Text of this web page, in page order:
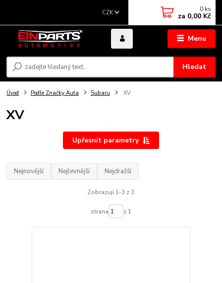
Menu
CZK
Hledat
0 ks
za 0,00 Kč
Úvod Podle Značky Auta Subaru XV
XV
Upřesnit parametry
Nejnovější Nejlevnější Nejdražší
Zobrazuji 1-3 z 3
strana z 1